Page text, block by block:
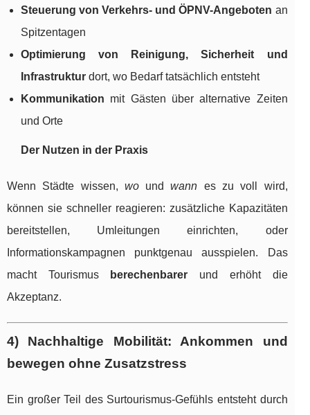
Steuerung von Verkehrs- und ÖPNV-Angeboten an
Spitzentagen
Optimierung von Reinigung, Sicherheit und
Infrastruktur dort, wo Bedarf tatsächlich entsteht
Kommunikation mit Gästen über alternative Zeiten
und Orte
Der Nutzen in der Praxis
Wenn Städte wissen, woundwann es zu voll wird,
können sie schneller reagieren: zusätzliche Kapazitäten
bereitstellen, Umleitungen einrichten, oder
Informationskampagnen punktgenau ausspielen. Das
macht Tourismus
berechenbarer und erhöht die
Akzeptanz.
4) Nachhaltige Mobilität: Ankommen und
bewegen ohne Zusatzstress
Ein großer Teil des Surtourismus-Gefühls entsteht durch